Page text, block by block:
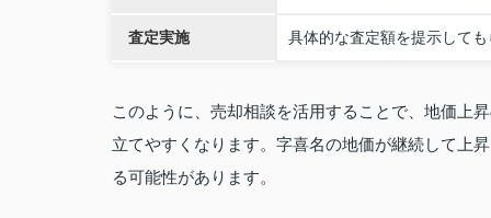
査定実施 具体的な査定額を提示しても
このように、売却相談を活用することで、地価上
立てやすくなります。字喜名の地価が継続して上
る可能性があります。